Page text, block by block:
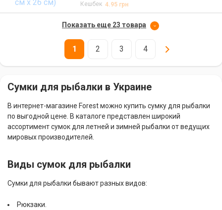
Кешбек4.95 грн
Показать еще 23 товара
1 2 3 4
Сумки для рыбалки в Украине
В интернет-магазине Forest можно купить сумку для рыбалки
по выгодной цене. В каталоге представлен широкий
ассортимент сумок для летней и зимней рыбалки от ведущих
мировых производителей.
Виды сумок для рыбалки
Сумки для рыбалки бывают разных видов:
Рюкзаки.